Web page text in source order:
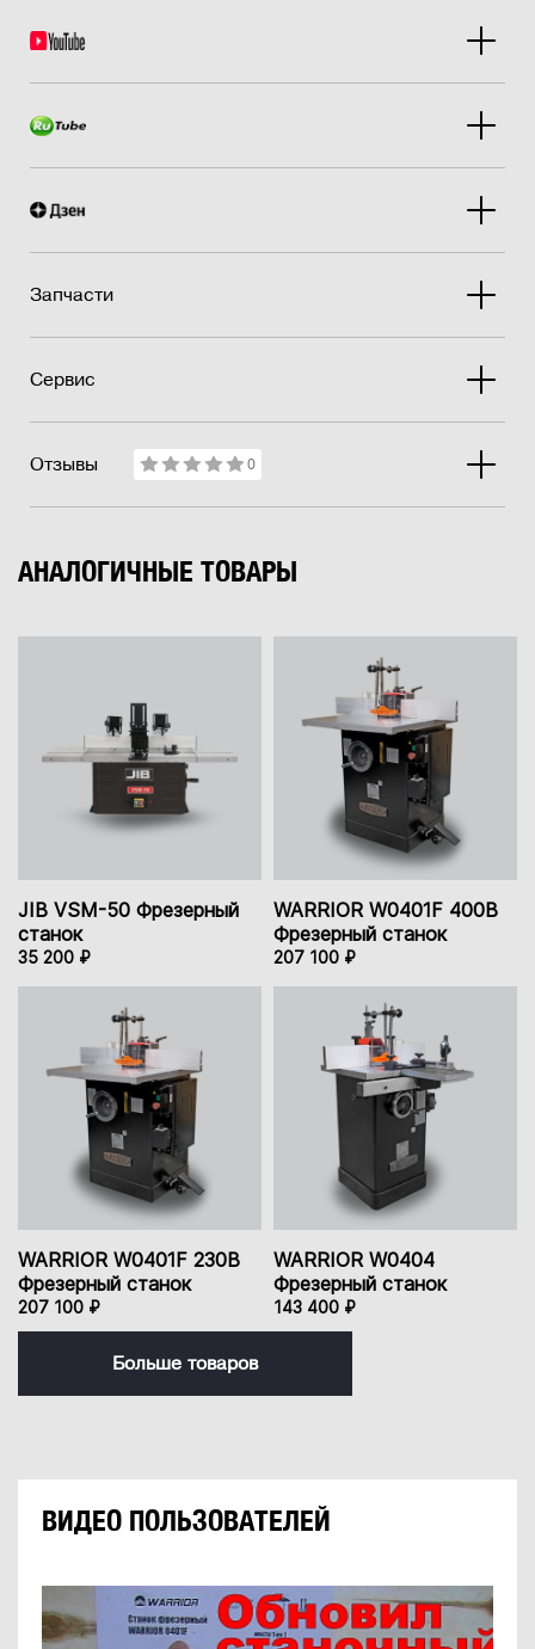
Запчасти
Сервис
Отзывы 0
АНАЛОГИЧНЫЕ ТОВАРЫ
JIB VSM-50 Фрезерный
станок
35 200 ₽
WARRIOR W0401F 400В
Фрезерный станок
207 100 ₽
WARRIOR W0401F 230В
Фрезерный станок
207 100 ₽
WARRIOR W0404
Фрезерный станок
143 400 ₽
Больше товаров
ВИДЕО ПОЛЬЗОВАТЕЛЕЙ